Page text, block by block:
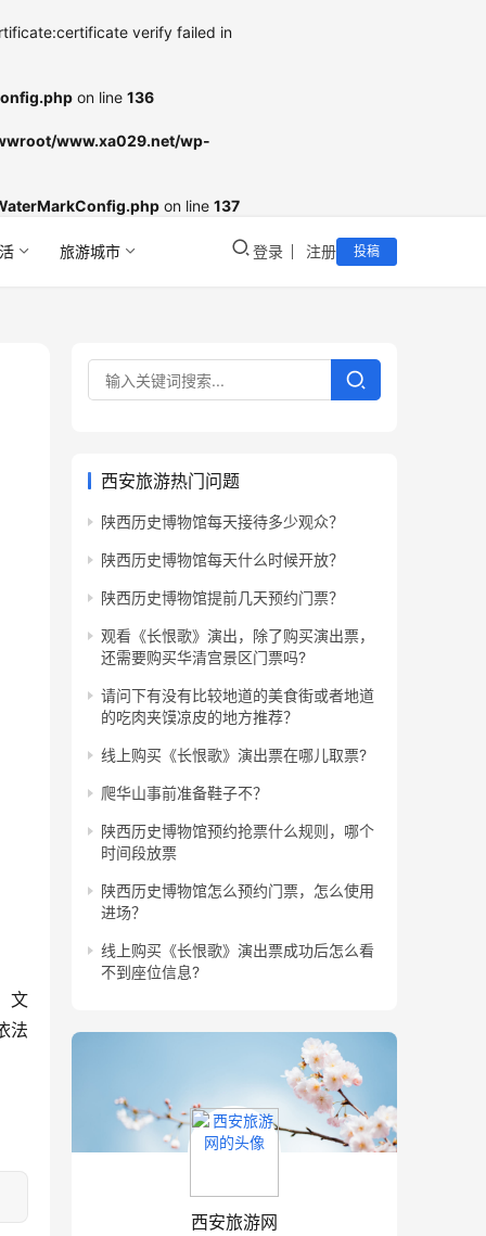
verify failed in
on line 136
www.xa029.net/wp-
on line 137
旅游城市 登录 注册 投稿
文
法
西安旅游热门问题
陕西历史博物馆每天接待多少观众？
陕西历史博物馆每天什么时候开放？
陕西历史博物馆提前几天预约门票？
观看《长恨歌》演出，除了购买演出票，
还需要购买华清宫景区门票吗?
请问下有没有比较地道的美食街或者地道
的吃肉夹馍凉皮的地方推荐？
线上购买《长恨歌》演出票在哪儿取票?
爬华山事前准备鞋子不？
陕西历史博物馆预约抢票什么规则，哪个
时间段放票
陕西历史博物馆怎么预约门票，怎么使用
进场？
线上购买《长恨歌》演出票成功后怎么看
不到座位信息?
西安旅游网